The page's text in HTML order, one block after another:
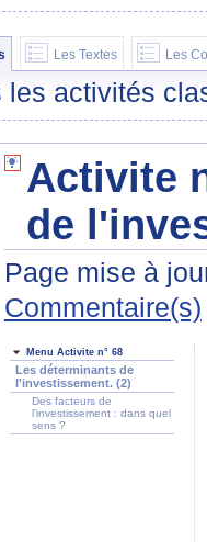
Les Textes Les
les activités
Activite
de
Page mise à
Commentaire(s)
Menu Activite n° 68
Les déterminants de
l'investissement. (2)
Des facteurs de
l'investissement : dans quel
sens ?